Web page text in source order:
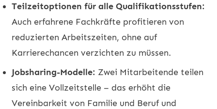
Teilzeitoptionen für alle Qualifikationsstufen:
Auch erfahrene Fachkräfte profitieren von
reduzierten Arbeitszeiten, ohne auf
Karrierechancen verzichten zu müssen.
Jobsharing-Modelle: Zwei Mitarbeitende teilen
sich eine Vollzeitstelle – das erhöht die
Vereinbarkeit von Familie und Beruf und